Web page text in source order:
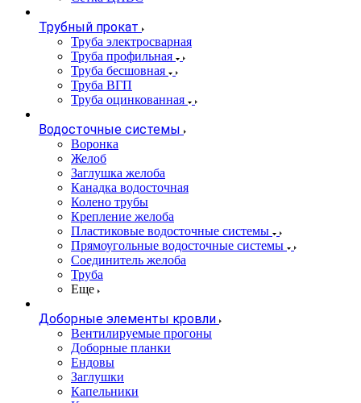
Трубный прокат
Труба электросварная
Труба профильная
Труба бесшовная
Труба ВГП
Труба оцинкованная
Водосточные системы
Воронка
Желоб
Заглушка желоба
Канадка водосточная
Колено трубы
Крепление желоба
Пластиковые водосточные системы
Прямоугольные водосточные системы
Соединитель желоба
Труба
Еще
Доборные элементы кровли
Вентилируемые прогоны
Доборные планки
Ендовы
Заглушки
Капельники